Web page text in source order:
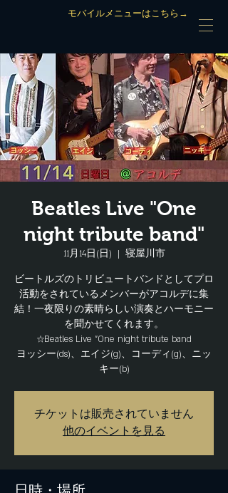
モバイルメニューはこちら→
Beatles Live "One
night tribute band"
11月14日(日)
  |
寝屋川市
ビートルズのトリビュートバンドとしてプロ
活動をされているメンバーがアコルデに集
結！一夜限りの素晴らしい演奏とハーモニー
を聞かせてくれます。
☆Beatles Live "One night tribute band
ヨッシー(ds)、エイジ(g)、コーディ(g)、ニッ
チケットは販売されていません
他のイベントを見る